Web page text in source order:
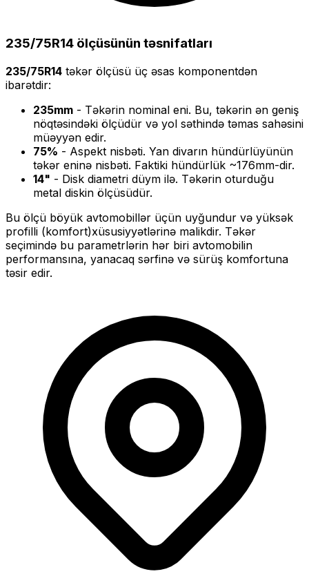
235/75R14 ölçüsünün təsnifatları
235/75R14 təkər ölçüsü üç əsas komponentdən
ibarətdir:
235mm - Təkərin nominal eni. Bu, təkərin ən geniş
nöqtəsindəki ölçüdür və yol səthində təmas sahəsini
müəyyən edir.
75% - Aspekt nisbəti. Yan divarın hündürlüyünün
təkər eninə nisbəti. Faktiki hündürlük ~176mm-dir.
14" - Disk diametri düym ilə. Təkərin oturduğu
metal diskin ölçüsüdür.
Bu ölçü böyük avtomobillər üçün uyğundur və yüksək
profilli (komfort)xüsusiyyətlərinə malikdir. Təkər
seçimində bu parametrlərin hər biri avtomobilin
performansına, yanacaq sərfinə və sürüş komfortuna
təsir edir.